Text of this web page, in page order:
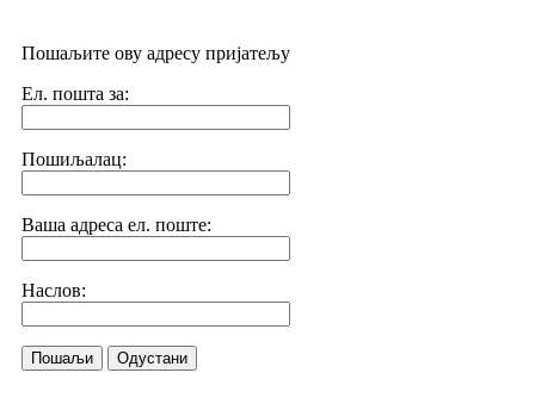
Пошаљите ову адресу пријатељу
Ел. пошта за:
Пошиљалац:
Ваша адреса ел. поште:
Наслов:
Пошаљи Одустани